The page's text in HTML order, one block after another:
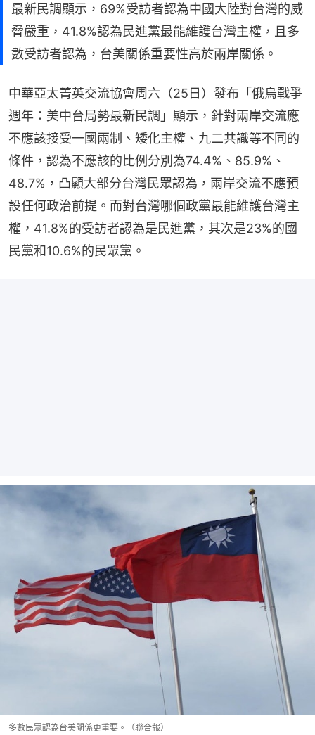
最新民調顯示，69%受訪者認為中國大陸對台灣的威
脅嚴重，41.8%認為民進黨最能維護台灣主權，且多
數受訪者認為，台美關係重要性高於兩岸關係。
中華亞太菁英交流協會周六（25日）發布「俄烏戰爭
週年：美中台局勢最新民調」顯示，針對兩岸交流應
不應該接受一國兩制、矮化主權、九二共識等不同的
條件，認為不應該的比例分別為74.4%、85.9%、
48.7%，凸顯大部分台灣民眾認為，兩岸交流不應預
設任何政治前提。而對台灣哪個政黨最能維護台灣主
權，41.8%的受訪者認為是民進黨，其次是23%的國
民黨和10.6%的民眾黨。
多數民眾認為台美關係更重要。（聯合報）